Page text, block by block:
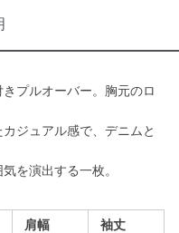
プルオーバー。胸元のロ
ジュアル感で、デニムと
を演出する一枚。
肩幅
袖丈